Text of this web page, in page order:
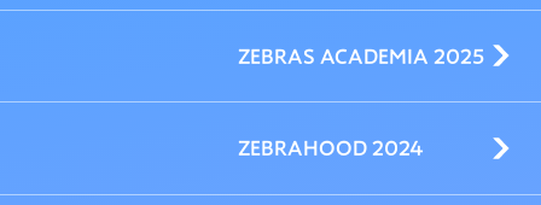
ZEBRAS ACADEMIA 2025
ZEBRAHOOD 2024